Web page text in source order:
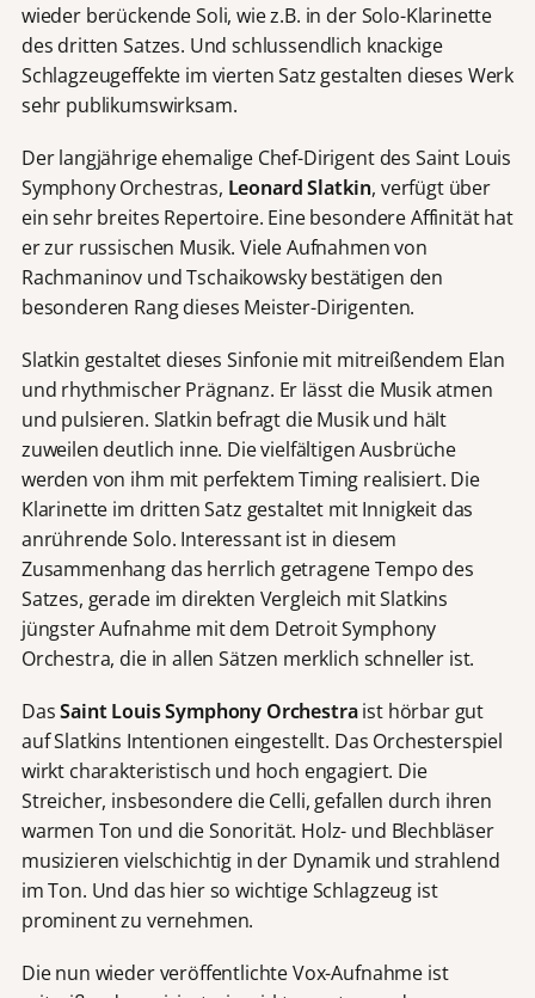
wieder berückende Soli, wie z.B. in der Solo-Klarinette
des dritten Satzes. Und schlussendlich knackige
Schlagzeugeffekte im vierten Satz gestalten dieses Werk
sehr publikumswirksam.
Der langjährige ehemalige Chef-Dirigent des Saint Louis
Symphony Orchestras, Leonard Slatkin, verfügt über
ein sehr breites Repertoire. Eine besondere Affinität hat
er zur russischen Musik. Viele Aufnahmen von
Rachmaninov und Tschaikowsky bestätigen den
besonderen Rang dieses Meister-Dirigenten.
Slatkin gestaltet dieses Sinfonie mit mitreißendem Elan
und rhythmischer Prägnanz. Er lässt die Musik atmen
und pulsieren. Slatkin befragt die Musik und hält
zuweilen deutlich inne. Die vielfältigen Ausbrüche
werden von ihm mit perfektem Timing realisiert. Die
Klarinette im dritten Satz gestaltet mit Innigkeit das
anrührende Solo. Interessant ist in diesem
Zusammenhang das herrlich getragene Tempo des
Satzes, gerade im direkten Vergleich mit Slatkins
jüngster Aufnahme mit dem Detroit Symphony
Orchestra, die in allen Sätzen merklich schneller ist.
DasSaint Louis Symphony Orchestraist hörbar gut
auf Slatkins Intentionen eingestellt. Das Orchesterspiel
wirkt charakteristisch und hoch engagiert. Die
Streicher, insbesondere die Celli, gefallen durch ihren
warmen Ton und die Sonorität. Holz- und Blechbläser
musizieren vielschichtig in der Dynamik und strahlend
im Ton. Und das hier so wichtige Schlagzeug ist
prominent zu vernehmen.
Die nun wieder veröffentlichte Vox-Aufnahme ist